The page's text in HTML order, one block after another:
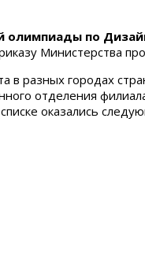
олимпиады по
Министерства
разных городах
отделения
оказались